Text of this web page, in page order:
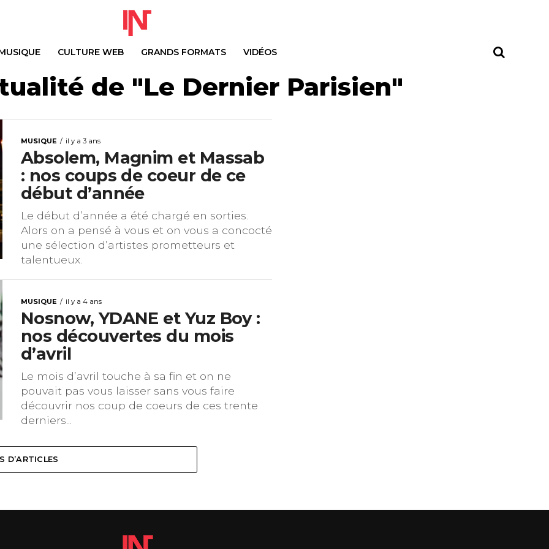
CULTURE WEB GRANDS FORMATS VIDÉOS
de "Le Dernier Parisien"
MUSIQUE il y a 3 ans
Absolem, Magnim et Massab
: nos coups de coeur de ce
début d’année
Le début d’année a été chargé en sorties.
Alors on a pensé à vous et on vous a concocté
une sélection d’artistes prometteurs et
talentueux.
MUSIQUE il y a 4 ans
Nosnow, YDANE et Yuz Boy :
nos découvertes du mois
d’avril
Le mois d’avril touche à sa fin et on ne
pouvait pas vous laisser sans vous faire
découvrir nos coup de coeurs de ces trente
derniers...
D’ARTICLES